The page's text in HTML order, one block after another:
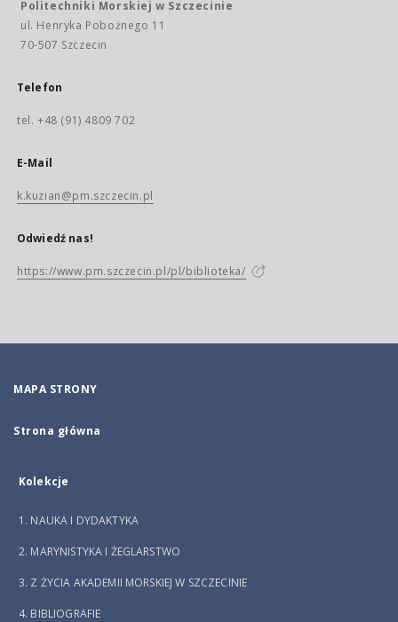
Politechniki Morskiej w Szczecinie
ul. Henryka Pobożnego 11
70-507 Szczecin
Telefon
tel. +48 (91) 4809 702
E-Mail
k.kuzian@pm.szczecin.pl
Odwiedź nas!
https://www.pm.szczecin.pl/pl/biblioteka/
MAPA STRONY
Strona główna
Kolekcje
1. NAUKA I DYDAKTYKA
2. MARYNISTYKA I ŻEGLARSTWO
3. Z ŻYCIA AKADEMII MORSKIEJ W SZCZECINIE
4. BIBLIOGRAFIE